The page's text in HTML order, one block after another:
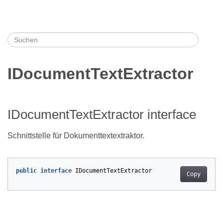
IDocumentTextExtractor
IDocumentTextExtractor interface
Schnittstelle für Dokumenttextextraktor.
Copy
public interface IDocumentTextExtractor